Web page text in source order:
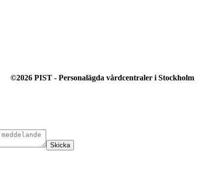
©2026 PIST - Personalägda vårdcentraler i Stockholm
Skicka